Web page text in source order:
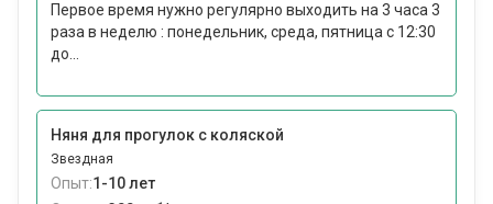
Первое время нужно регулярно выходить на 3 часа 3
раза в неделю : понедельник, среда, пятница с 12:30
до...
Няня для прогулок с коляской
Звездная
Опыт:1-10 лет